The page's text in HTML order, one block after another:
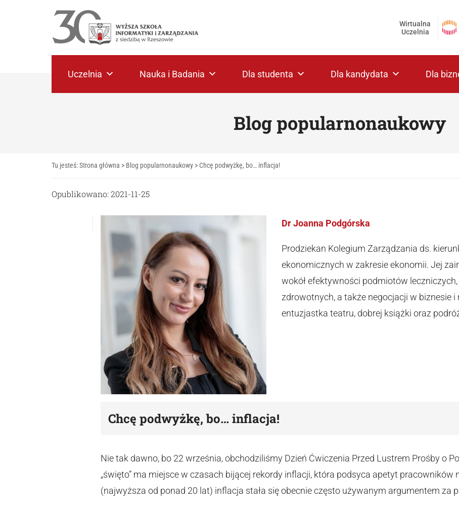
Wirtualna
Uczelnia
Uczelnia Nauka i Badania Dla studenta Dla kandydata Dla
Blog popularnonaukowy
Tu jesteś:Strona główna > Blog popularnonaukowy > Chcę podwyżkę, bo… inflacja!
Opublikowano: 2021-11-25
Dr Joanna Podgórska
Prodziekan Kolegium Zarządzania ds.
ekonomicznych w zakresie ekonomii. Jej
wokół efektywności podmiotów
zdrowotnych, a także negocjacji w biznesie
entuzjastka teatru, dobrej książki oraz
Chcę podwyżkę, bo… inflacja!
Nie tak dawno, bo 22 września, obchodziliśmy Dzień Ćwiczenia Przed Lustrem Prośby o
„święto” ma miejsce w czasach bijącej rekordy inflacji, która podsyca apetyt pracowników
(najwyższa od ponad 20 lat) inflacja stała się obecnie często używanym argumentem za